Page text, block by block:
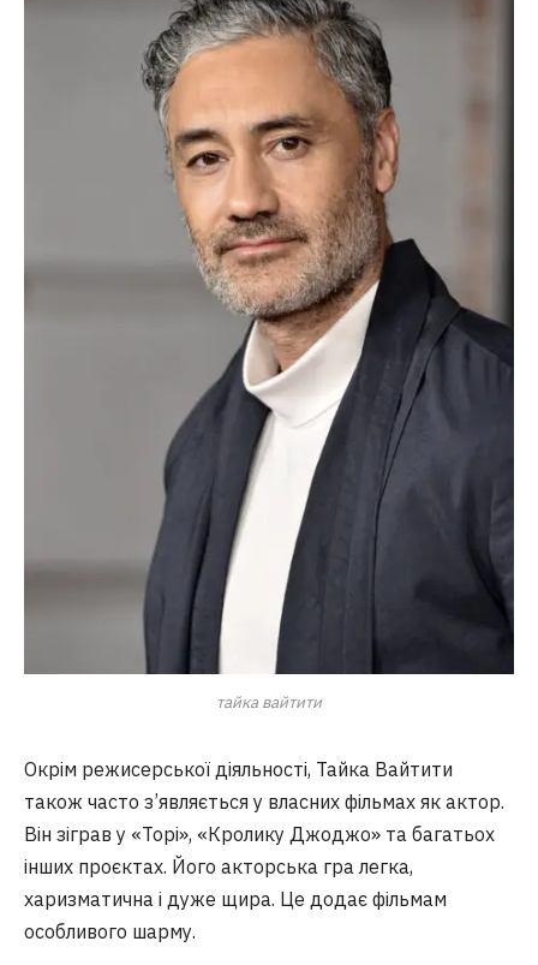
тайка вайтити
Окрім режисерської діяльності, Тайка Вайтити
також часто з’являється у власних фільмах як актор.
Він зіграв у «Торі», «Кролику Джоджо» та багатьох
інших проєктах. Його акторська гра легка,
харизматична і дуже щира. Це додає фільмам
особливого шарму.